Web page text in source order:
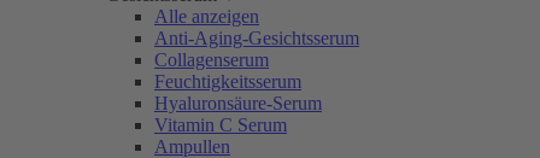
Alle anzeigen
Anti-Aging-Gesichtsserum
Collagenserum
Feuchtigkeitsserum
Hyaluronsäure-Serum
Vitamin C Serum
Ampullen